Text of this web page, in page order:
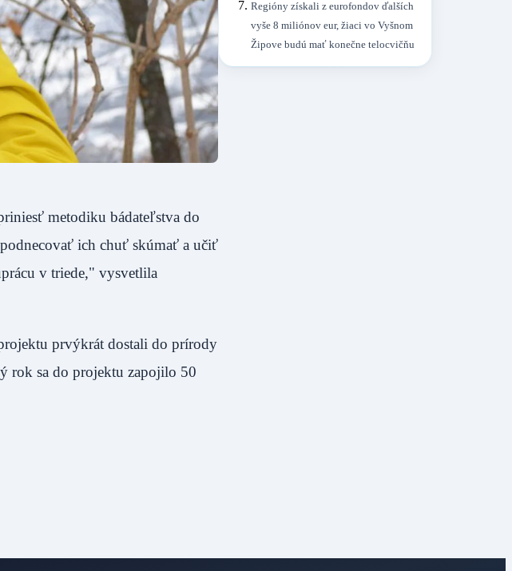
metodiku bádateľstva do
ich chuť skúmať a učiť
v triede," vysvetlila
prvýkrát dostali do prírody
rok sa do projektu zapojilo 50
Regióny získali z eurofondov ďalších
vyše 8 miliónov eur, žiaci vo Vyšnom
Žipove budú mať konečne telocvičňu